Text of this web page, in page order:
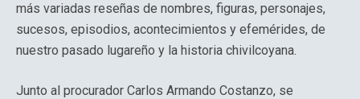
más variadas reseñas de nombres, figuras, personajes,
sucesos, episodios, acontecimientos y efemérides, de
nuestro pasado lugareño y la historia chivilcoyana.
Junto al procurador Carlos Armando Costanzo, se